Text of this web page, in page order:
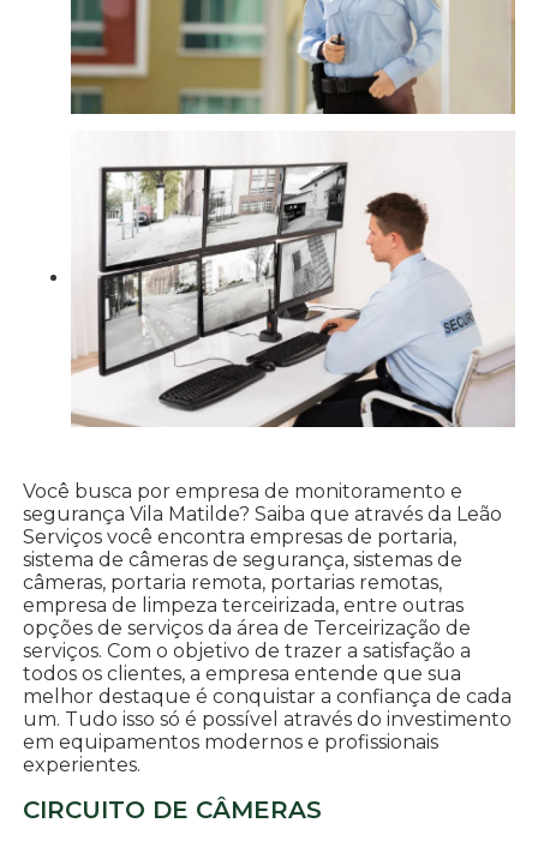
Você busca por empresa de monitoramento e
segurança Vila Matilde? Saiba que através da Leão
Serviços você encontra empresas de portaria,
sistema de câmeras de segurança, sistemas de
câmeras, portaria remota, portarias remotas,
empresa de limpeza terceirizada, entre outras
opções de serviços da área de Terceirização de
serviços. Com o objetivo de trazer a satisfação a
todos os clientes, a empresa entende que sua
melhor destaque é conquistar a confiança de cada
um. Tudo isso só é possível através do investimento
em equipamentos modernos e profissionais
experientes.
CIRCUITO DE CÂMERAS